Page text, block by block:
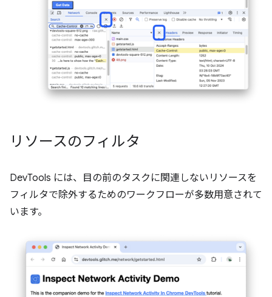
リソースのフィルタ
DevTools には、目の前のタスクに関連しないリソースを
フィルタで除外するためのワークフローが多数用意されて
います。